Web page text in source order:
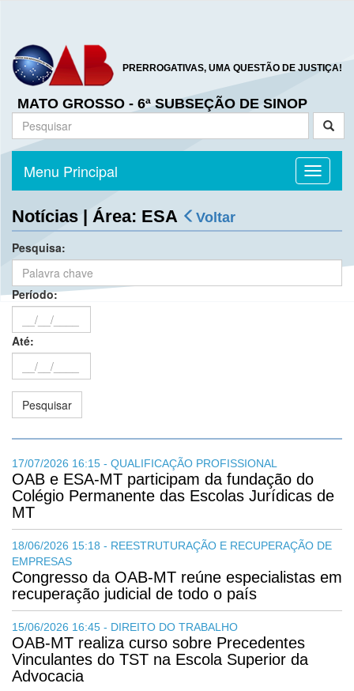
PRERROGATIVAS, UMA QUESTÃO DE JUSTIÇA!
MATO GROSSO - 6ª SUBSEÇÃO DE SINOP
Toggle
Menu Principal
Notícias | Área: ESA
Voltar
Pesquisa:
Período:
Até:
17/07/2026 16:15 - QUALIFICAÇÃO PROFISSIONAL
OAB e ESA-MT participam da fundação do
Colégio Permanente das Escolas Jurídicas de
MT
18/06/2026 15:18 - REESTRUTURAÇÃO E RECUPERAÇÃO DE
EMPRESAS
Congresso da OAB-MT reúne especialistas em
recuperação judicial de todo o país
15/06/2026 16:45 - DIREITO DO TRABALHO
OAB-MT realiza curso sobre Precedentes
Vinculantes do TST na Escola Superior da
Advocacia